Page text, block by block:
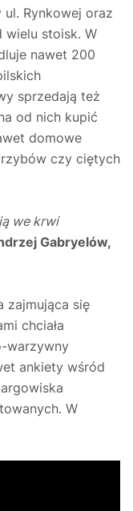
ul. Rynkowej oraz
wielu stoisk. W
nawet 200
sprzedają też
od nich kupić
domowe
czy ciętych
we krwi
Gabryelów,
zajmująca się
chciała
warzywny
ankiety wśród
W